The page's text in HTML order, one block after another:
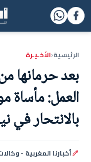
الرئيسية‹الأخـيـرة
بعد حرمانها
العمل: مأساة
بالانتحار في
أخبارنا المغربية -